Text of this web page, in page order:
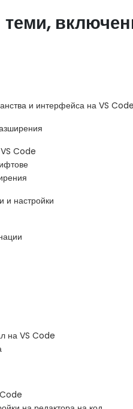
и интерфейса на VS Code
Code
и настройки
на VS Code